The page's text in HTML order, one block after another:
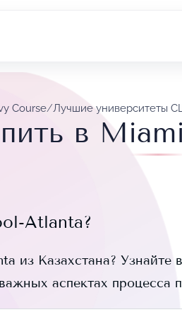
Course/Лучшие университеты
в
Atlanta?
из Казахстана? Узнайте
аспектах процесса